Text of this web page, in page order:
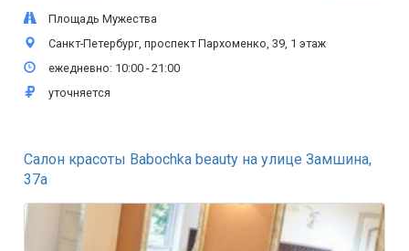
Площадь Мужества
Санкт-Петербург, проспект Пархоменко, 39, 1 этаж
ежедневно: 10:00 - 21:00
уточняется
Салон красоты Babochka beauty на улице Замшина,
37а